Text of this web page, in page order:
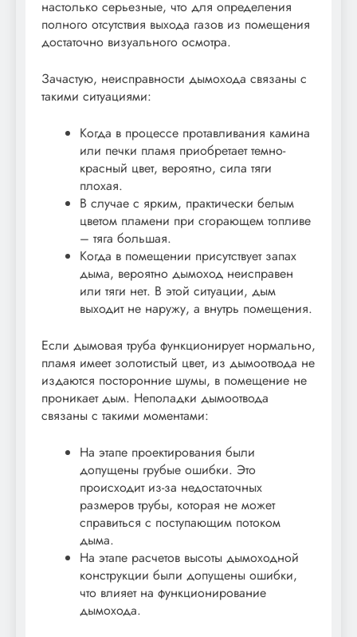
настолько серьезные, что для определения
полного отсутствия выхода газов из помещения
достаточно визуального осмотра.
Зачастую, неисправности дымохода связаны с
такими ситуациями:
Когда в процессе протавливания камина
или печки пламя приобретает темно-
красный цвет, вероятно, сила тяги
плохая.
В случае с ярким, практически белым
цветом пламени при сгорающем топливе
– тяга большая.
Когда в помещении присутствует запах
дыма, вероятно дымоход неисправен
или тяги нет. В этой ситуации, дым
выходит не наружу, а внутрь помещения.
Если дымовая труба функционирует нормально,
пламя имеет золотистый цвет, из дымоотвода не
издаются посторонние шумы, в помещение не
проникает дым. Неполадки дымоотвода
связаны с такими моментами:
На этапе проектирования были
допущены грубые ошибки. Это
происходит из-за недостаточных
размеров трубы, которая не может
справиться с поступающим потоком
дыма.
На этапе расчетов высоты дымоходной
конструкции были допущены ошибки,
что влияет на функционирование
дымохода.